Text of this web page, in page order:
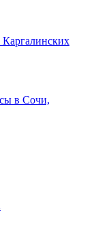
Каргалинских
в Сочи,